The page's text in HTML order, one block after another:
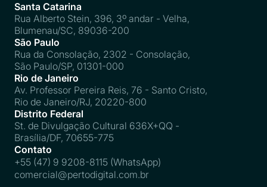
Santa Catarina
Rua Alberto Stein, 396, 3º andar - Velha,
Blumenau/SC, 89036-200
São Paulo
Rua da Consolação, 2302 - Consolação,
São Paulo/SP, 01301-000
Rio de Janeiro
Av. Professor Pereira Reis, 76 - Santo Cristo,
Rio de Janeiro/RJ, 20220-800
Distrito Federal
St. de Divulgação Cultural 636X+QQ -
Brasília/DF, 70655-775
Contato
+55 (47) 9 9208-8115 (WhatsApp)
comercial@pertodigital.com.br